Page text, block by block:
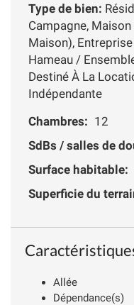
Type de bien:
Campagne,
Maison),
Hameau /
Destiné À La
Indépendante
Chambres: 12
SdBs / salles de
Surface habitable:
Superficie du
Allée
Dépendance(s)